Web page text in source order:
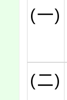
(一)
(二)